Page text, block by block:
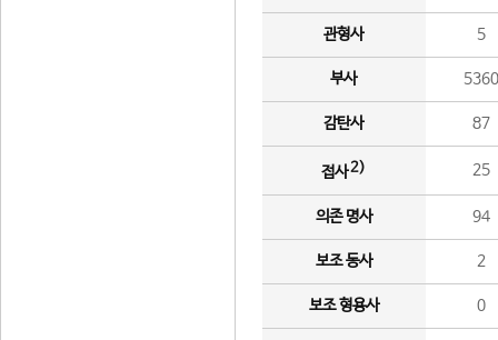
관형사 5
부사 5360
감탄사 87
접사2) 25
의존 명사 94
보조 동사 2
보조 형용사 0